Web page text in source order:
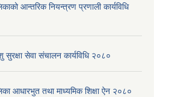
आन्तरिक नियन्त्रण प्रणाली कार्यविधि
सेवा संचालन कार्यविधि २०८०
आधारभुत तथा माध्यमिक शिक्षा ऐन २०८०